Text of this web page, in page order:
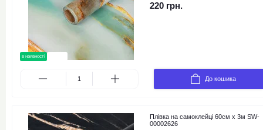
в наявності
220 грн.
До кошика
Плівка на самоклейці 60см х 3м SW-
00002626